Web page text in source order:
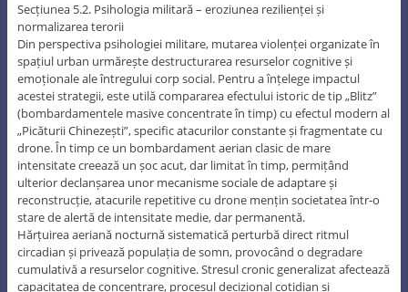
Secțiunea 5.2. Psihologia militară – eroziunea rezilienței și
normalizarea terorii
Din perspectiva psihologiei militare, mutarea violenței organizate în
spațiul urban urmărește destructurarea resurselor cognitive și
emoționale ale întregului corp social. Pentru a înțelege impactul
acestei strategii, este utilă compararea efectului istoric de tip „Blitz”
(bombardamentele masive concentrate în timp) cu efectul modern al
„Picăturii Chinezești”, specific atacurilor constante și fragmentate cu
drone. În timp ce un bombardament aerian clasic de mare
intensitate creează un șoc acut, dar limitat în timp, permițând
ulterior declanșarea unor mecanisme sociale de adaptare și
reconstrucție, atacurile repetitive cu drone mențin societatea într-o
stare de alertă de intensitate medie, dar permanentă.
Hărțuirea aeriană nocturnă sistematică perturbă direct ritmul
circadian și privează populația de somn, provocând o degradare
cumulativă a resurselor cognitive. Stresul cronic generalizat afectează
capacitatea de concentrare, procesul decizional cotidian și